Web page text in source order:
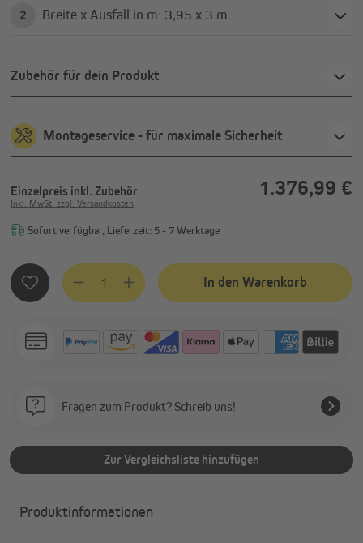
2 Breite x Ausfall in m: 3,95 x 3 m
Zubehör für dein Produkt
Montageservice - für maximale Sicherheit
Einzelpreis inkl. Zubehör 1.376,99 €
Inkl. MwSt. zzgl. Versandkosten
Sofort verfügbar, Lieferzeit: 5 - 7 Werktage
Produkt Anzahl: Gib den gewünschten Wert ein oder
In den Warenkorb
Fragen zum Produkt? Schreib uns!
Zur Vergleichsliste hinzufügen
Produktinformationen